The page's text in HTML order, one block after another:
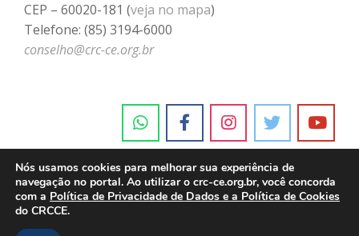
CEP – 60020-181 (veja no mapa)
Telefone: (85) 3194-6000
conselho@crc-ce.org.br
Nós usamos cookies para melhorar sua experiência de
navegação no portal. Ao utilizar o crc-ce.org.br, você concorda
com a Política de Privacidade de Dados e a Política de Cookies
do CRCCE.